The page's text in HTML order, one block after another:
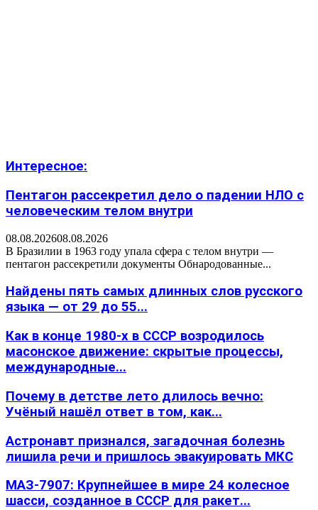
Интересное:
Пентагон рассекретил дело о падении НЛО с
человеческим телом внутри
08.08.202608.08.2026
В Бразилии в 1963 году упала сфера с телом внутри —
пентагон рассекретили документы Обнародованные...
Найдены пять самых длинных слов русского
языка — от 29 до 55...
Как в конце 1980-х в СССР возродилось
масонское движение: скрытые процессы,
международные...
Почему в детстве лето длилось вечно:
Учёный нашёл ответ в том, как...
Астронавт признался, загадочная болезнь
лишила речи и пришлось эвакуировать МКС
МАЗ-7907: Крупнейшее в мире 24 колесное
шасси, созданное в СССР для ракет...